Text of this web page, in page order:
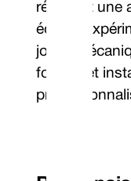
réactif et une
équipe
joints
fournis et